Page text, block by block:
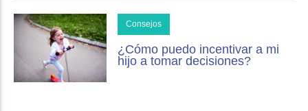
Consejos
¿Cómo puedo incentivar a mi
hijo a tomar decisiones?